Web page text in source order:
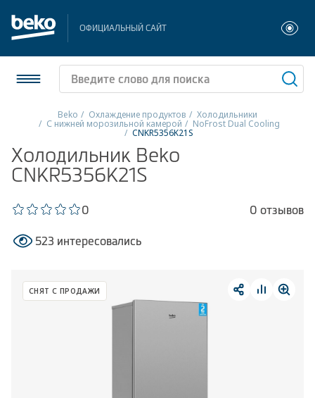
ОФИЦИАЛЬНЫЙ САЙТ
Стиральные и сушильные машины
Посудомоечные машины
Плиты
Малая бытовая техника
Beko Охлаждение продуктов Холодильники
С нижней морозильной камерой NoFrost Dual Cooling
CNKR5356K21S
Холодильник Beko
CNKR5356K21S
0 0 отзывов
523 интересовались
СНЯТ С ПРОДАЖИ